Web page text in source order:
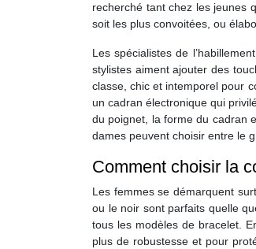
recherché tant chez les jeunes
soit les plus convoitées, ou
Les spécialistes de
stylistes aiment ajouter des
classe, chic et intemporel pour
un cadran électronique qui
du poignet, la forme du cadran
dames peuvent choisir entre le
Comment choisir la
Les femmes se démarquent
ou le noir sont parfaits quelle
tous les modèles de bracelet.
plus de robustesse et pour